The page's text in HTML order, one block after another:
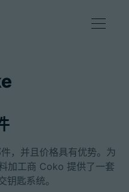
，并且价格具有优势。为
加工商 Coko 提供了一套
匙系统。